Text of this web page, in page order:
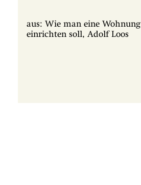
aus: Wie man eine Wohnung
einrichten soll, Adolf Loos